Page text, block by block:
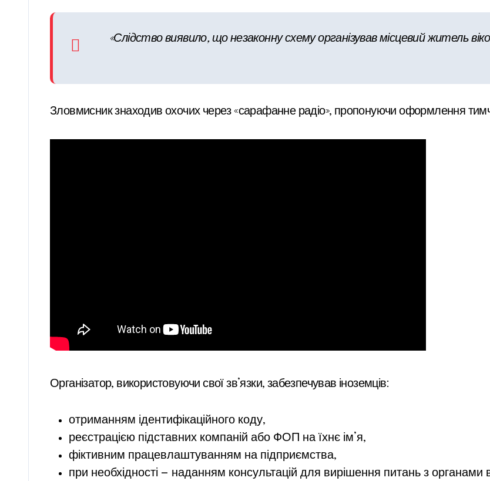
«Слідство виявило, що незаконну схему організував місцевий житель
Зловмисник знаходив охочих через «сарафанне радіо», пропонуючи оформлення
Організатор, використовуючи свої зв’язки, забезпечував іноземців:
отриманням ідентифікаційного коду,
реєстрацією підставних компаній або ФОП на їхнє ім’я,
фіктивним працевлаштуванням на підприємства,
при необхідності — наданням консультацій для вирішення питань з органами